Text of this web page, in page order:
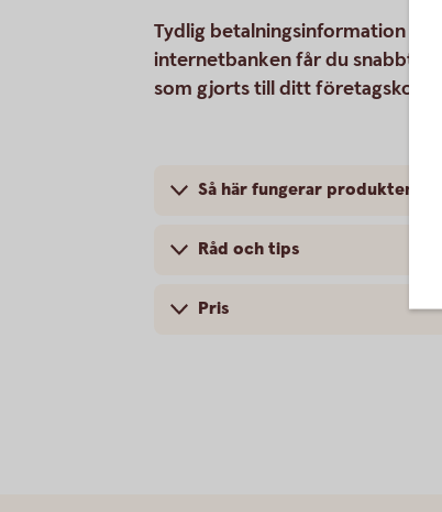
Tydlig betalningsinformation på
internetbanken får du snabbt
som gjorts till ditt företagskonto
Så här fungerar produkten
Råd och tips
Pris